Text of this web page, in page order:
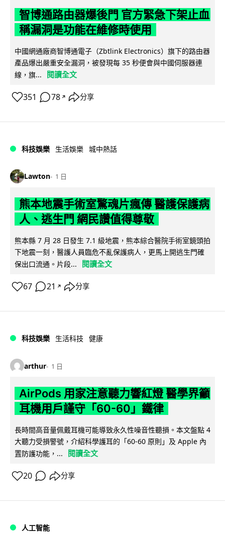
智博通路由器爆後門 官方緊急下架止血
稱漏洞是功能在維修時使用
中國網通廠商智博通電子（Zbtlink Electronics）旗下的路由器
產品爆出嚴重安全漏洞，被發現每 35 秒便會與中國伺服器連
線，旗...
閱讀全文
351 78 ↗ 分享
科技娛樂 生活娛樂 城中熱話
Lawton 1 日
熊本地震手術室驚魂片瘋傳 醫護保護病
人、逃生門 網民讚值得尊敬
熊本縣 7 月 28 日發生 7.1 級地震，熊本綜合醫院手術室鏡頭拍
下地震一刻，醫護人員臨危不亂保護病人，更馬上開逃生門確
保出口流通。片段...
閱讀全文
67 21 ↗ 分享
科技娛樂 生活科技 健康
arthur 1 日
AirPods 用家注意聽力響紅燈 醫學界籲
耳機用戶謹守「60-60」鐵律
長時間高音量佩戴耳機可能導致永久性噪音性聽損。本文盤點 4
大聽力受損警號，介紹科學護耳的「60-60 原則」及 Apple 內
置防護功能，...
閱讀全文
20 分享
人工智能